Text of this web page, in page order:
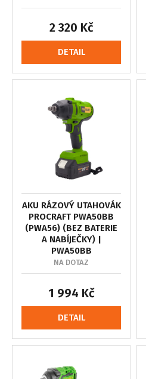
2 320 Kč
DETAIL
AKU RÁZOVÝ UTAHOVÁK
PROCRAFT PWA50BB
(PWA56) (BEZ BATERIE
A NABÍJEČKY) |
PWA50BB
NA DOTAZ
1 994 Kč
DETAIL